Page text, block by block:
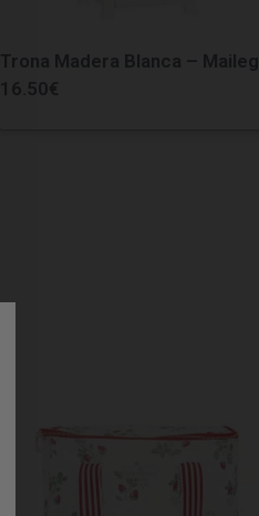
Trona Madera Blanca – Maileg
16.50€